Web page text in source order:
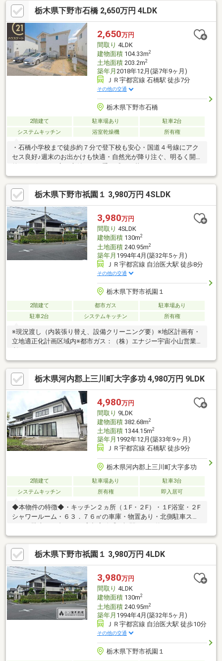
栃木県下野市石橋 2,650万円 4LDK
2,650万円
間取り 4LDK
建物面積104.33m2
土地面積203.2m2
築年月 2018年12月(築7年9ヶ月)
ＪＲ宇都宮線 石橋駅 徒歩7分
その他の交通
栃木県下野市石橋
2階建て 駐車場あり
駐車2台
システムキッチン
浴室乾燥機 所有権
・石橋小学校まで徒歩約７分で登下校も安心・国道４号線にアク
セス良好♪週末のお出かけも快適・自然光が降り注ぐ、明るく開放
所。眺めも、使い方も、2倍の豊かさ・家族全員の衣類をひとまと
め。大容量のウォークインクローゼット
栃木県下野市祇園１ 3,980万円 4SLDK
3,980万円
間取り 4SLDK
建物面積130m2
土地面積240.95m2
築年月 1994年4月(築32年5ヶ月)
ＪＲ宇都宮線 自治医大駅 徒歩8分
その他の交通
栃木県下野市祇園１
2階建て 都市ガス
駐車場あり
駐車2台
システムキッチン 所有権
※現況渡し（内装張り替え、設備クリーニング要）※地区計画有・
立地適正化計画区域内※都市ガス：（株）エナジー宇宙小山営業
栃木県河内郡上三川町大字多功 4,980万円 9LDK
4,980万円
間取り 9LDK
建物面積382.68m2
土地面積1344.15m2
築年月 1992年12月(築33年9ヶ月)
ＪＲ宇都宮線 石橋駅 徒歩9分
栃木県河内郡上三川町大字多功
2階建て 駐車場あり
駐車3台
システムキッチン
所有権 即入居可
◆本物件の特徴◆・キッチン２ヵ所（１F・２F）・１F浴室・２F
シャワールーム・６３．７６㎡の車庫・物置あり・北側駐車スペ
水道接続可（接続費用買主負担）
栃木県下野市祇園１ 3,980万円 4LDK
3,980万円
間取り 4LDK
建物面積130m2
土地面積240.95m2
築年月 1994年4月(築32年5ヶ月)
ＪＲ宇都宮線 自治医大駅 徒歩10分
その他の交通
栃木県下野市祇園１